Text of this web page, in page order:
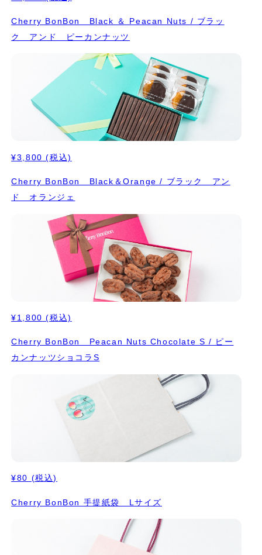
Cherry BonBon Black ＆ Peacan Nuts / ブラッ
ク アンド ピーカンナッツ
¥3,800 (税込)
Cherry BonBon Black＆Orange / ブラック アン
ド オランジェ
¥1,800 (税込)
Cherry BonBon Peacan Nuts Chocolate S / ピー
カンナッツショコラS
¥80 (税込)
Cherry BonBon 手提紙袋 Lサイズ